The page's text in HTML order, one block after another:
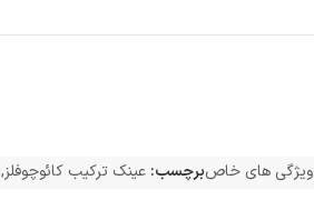
ویژگی های خاصبرچسب: عینک ترکیب کائوچوفلز,